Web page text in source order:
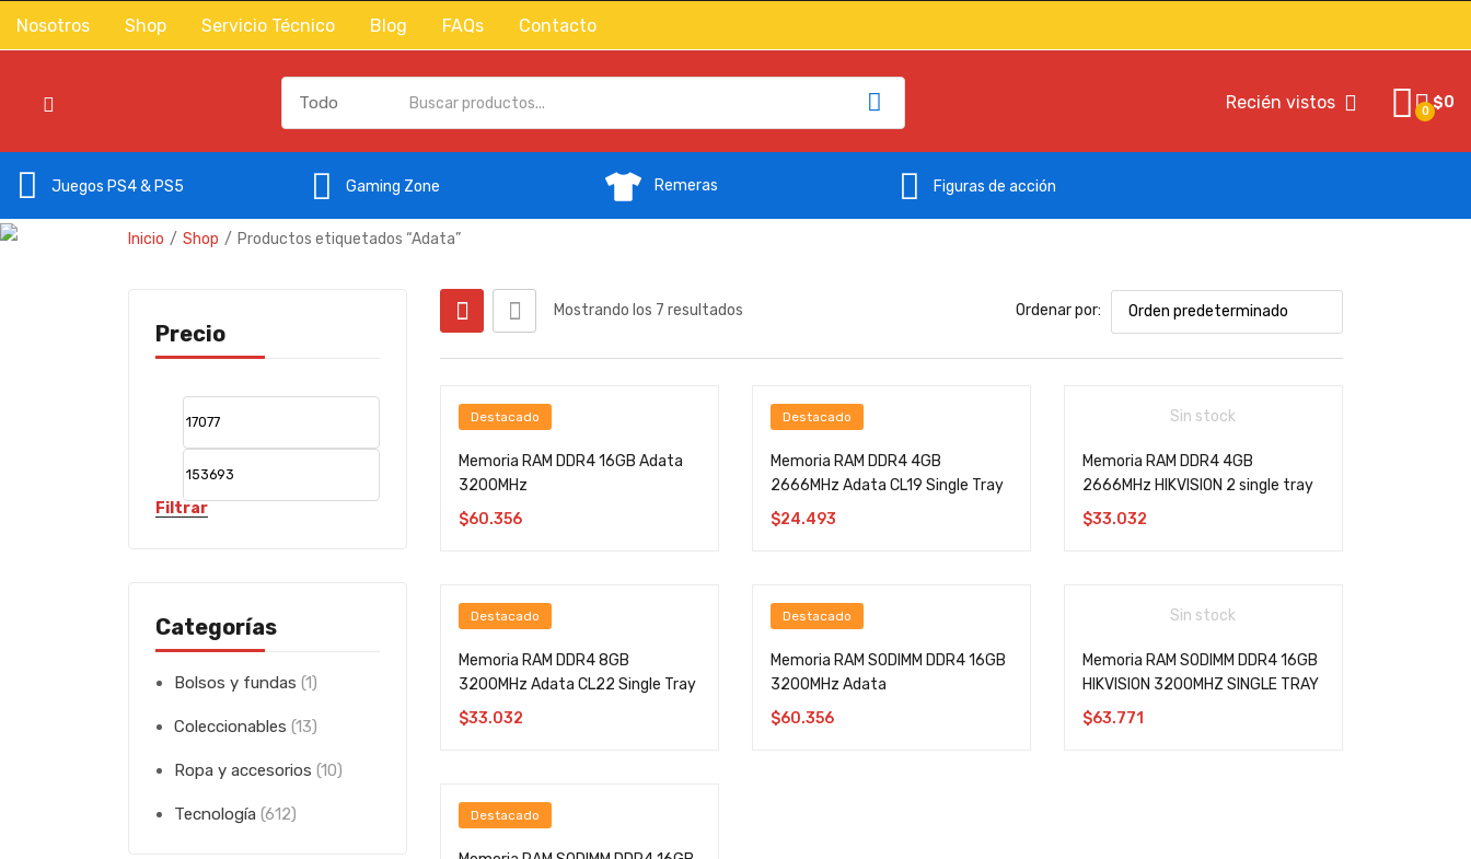
Nosotros Shop Servicio Técnico Blog FAQs Contacto
Recién vistos 0 $0
Juegos PS4 & PS5 Gaming Zone Remeras Figuras de acción
Inicio Shop Productos etiquetados “Adata”
Precio
Filtrar
Categorías
Bolsos y fundas (1)
Coleccionables (13)
Ropa y accesorios (10)
Tecnología (612)
Mostrando los 7 resultados Ordenar por:
Destacado
Memoria RAM DDR4 16GB Adata
3200MHz
$60.356
Destacado
Memoria RAM DDR4 4GB
2666MHz Adata CL19 Single Tray
$24.493
Sin stock
Memoria RAM DDR4 4GB
2666MHz HIKVISION 2 single tray
$33.032
Destacado
Memoria RAM DDR4 8GB
3200MHz Adata CL22 Single Tray
$33.032
Destacado
Memoria RAM SODIMM DDR4 16GB
3200MHz Adata
$60.356
Sin stock
Memoria RAM SODIMM DDR4 16GB
HIKVISION 3200MHZ SINGLE TRAY
$63.771
Destacado